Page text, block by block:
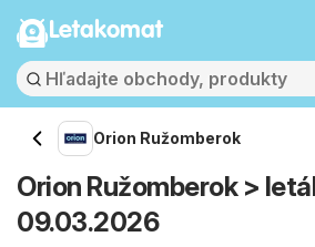
Letakomat
Orion Ružomberok
Orion Ružomberok >
09.03.2026